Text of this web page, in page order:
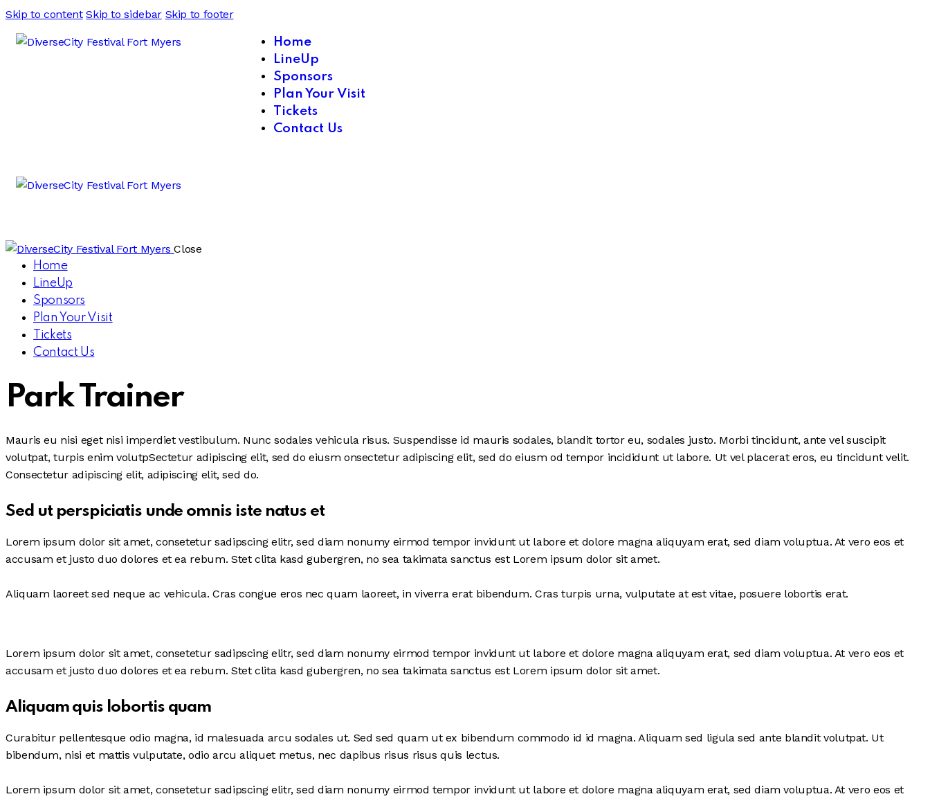
Skip to content Skip to sidebar Skip to footer
Home
LineUp
Sponsors
Plan Your Visit
Tickets
Contact Us
Close
Home
LineUp
Sponsors
Plan Your Visit
Tickets
Contact Us
Park Trainer
Mauris eu nisi eget nisi imperdiet vestibulum. Nunc sodales vehicula risus. Suspendisse id mauris sodales, blandit tortor eu, sodales justo. Morbi tincidunt, ante vel suscipit
volutpat, turpis enim volutpSectetur adipiscing elit, sed do eiusm onsectetur adipiscing elit, sed do eiusm od tempor incididunt ut labore. Ut vel placerat eros, eu tincidunt velit.
Consectetur adipiscing elit, adipiscing elit, sed do.
Sed ut perspiciatis unde omnis iste natus et
Lorem ipsum dolor sit amet, consetetur sadipscing elitr, sed diam nonumy eirmod tempor invidunt ut labore et dolore magna aliquyam erat, sed diam voluptua. At vero eos et
accusam et justo duo dolores et ea rebum. Stet clita kasd gubergren, no sea takimata sanctus est Lorem ipsum dolor sit amet.
Aliquam laoreet sed neque ac vehicula. Cras congue eros nec quam laoreet, in viverra erat bibendum. Cras turpis urna, vulputate at est vitae, posuere lobortis erat.
Lorem ipsum dolor sit amet, consetetur sadipscing elitr, sed diam nonumy eirmod tempor invidunt ut labore et dolore magna aliquyam erat, sed diam voluptua. At vero eos et
accusam et justo duo dolores et ea rebum. Stet clita kasd gubergren, no sea takimata sanctus est Lorem ipsum dolor sit amet.
Aliquam quis lobortis quam
Curabitur pellentesque odio magna, id malesuada arcu sodales ut. Sed sed quam ut ex bibendum commodo id id magna. Aliquam sed ligula sed ante blandit volutpat. Ut
bibendum, nisi et mattis vulputate, odio arcu aliquet metus, nec dapibus risus risus quis lectus.
Lorem ipsum dolor sit amet, consetetur sadipscing elitr, sed diam nonumy eirmod tempor invidunt ut labore et dolore magna aliquyam erat, sed diam voluptua. At vero eos et